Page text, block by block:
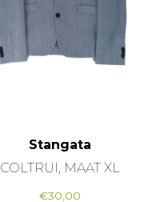
Stangata
COLTRUI, MAAT XL
€30,00